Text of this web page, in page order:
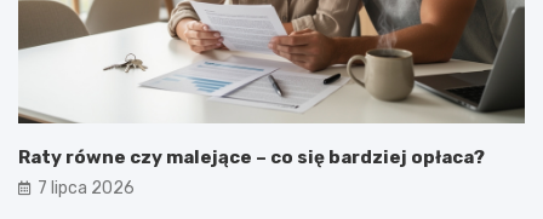
Raty równe czy malejące – co się bardziej opłaca?
7 lipca 2026